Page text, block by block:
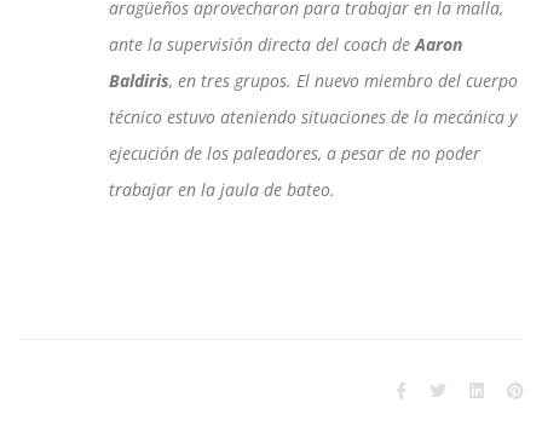
aragüeños aprovecharon para trabajar en la malla,
ante la supervisión directa del coach de Aaron
Baldiris, en tres grupos. El nuevo miembro del cuerpo
técnico estuvo ateniendo situaciones de la mecánica y
ejecución de los paleadores, a pesar de no poder
trabajar en la jaula de bateo.